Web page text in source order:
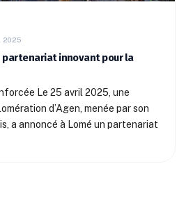
2025
partenariat innovant pour la
Le 25 avril 2025, une
d’Agen, menée par son
a annoncé à Lomé un partenariat